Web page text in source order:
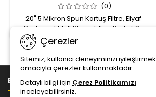
(0)
20" 5 Mikron Spun Kartuş Filtre, Elyaf
Sediment Melt Blown Filtre, Kartuş Su
Filtresi Spun kartuş sediment filtre, su
arıtma sistemi ön filtrasyon veya son
filtrasyon aşamalarında kullanılabilir. Boy:
20" Gözenek çapı: 5 mikron Hammadde:
%100 Polipropilen, toksik olmayan
malzemeden imal Çalışma sıcaklığı:
75 0C (Maks.) Çalışma basıncı: 125 PSI
BİLGİ
Çerezler
Sitemiz, kullanıcı deneyiminizi iyileştirmek
amacıyla çerezler kullanmaktadır.
Detaylı bilgi için Çerez Politikamızı
inceleyebilirsiniz.